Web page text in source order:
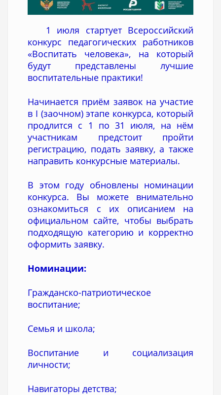
1 июля стартует Всероссийский
конкурс педагогических работников
«Воспитать человека», на который
будут представлены лучшие
воспитательные практики!
Начинается приём заявок на участие
в I (заочном) этапе конкурса, который
продлится с 1 по 31 июля, на нём
участникам предстоит пройти
регистрацию, подать заявку, а также
направить конкурсные материалы.
В этом году обновлены номинации
конкурса. Вы можете внимательно
ознакомиться с их описанием на
официальном сайте, чтобы выбрать
подходящую категорию и корректно
оформить заявку.
Номинации:
Гражданско-патриотическое
воспитание;
Семья и школа;
Воспитание и социализация
личности;
Навигаторы детства;